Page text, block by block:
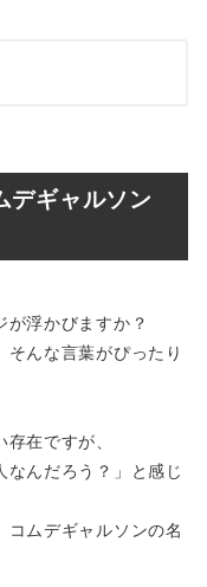
デギャルソン
が浮かびますか？
んな言葉がぴったり
在ですが、
なんだろう？」と感じ
コムデギャルソンの名